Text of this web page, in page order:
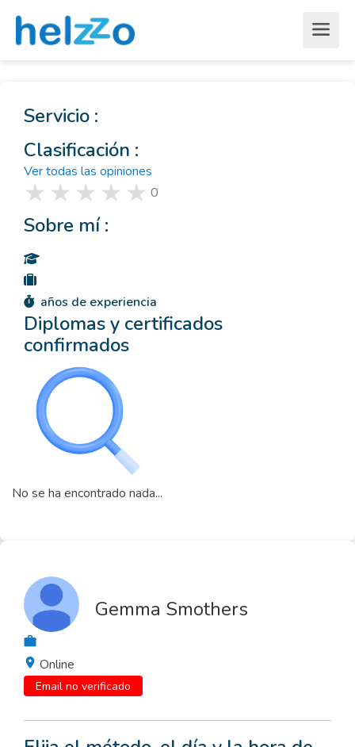
Servicio :
Clasificación :
Ver todas las opiniones
0
Sobre mí :
años de experiencia
Diplomas y certificados
confirmados
No se ha encontrado nada...
Gemma Smothers
Online
Email no verificado